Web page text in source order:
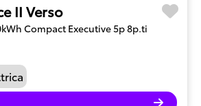
II Verso
Compact Executive 5p 8p.ti